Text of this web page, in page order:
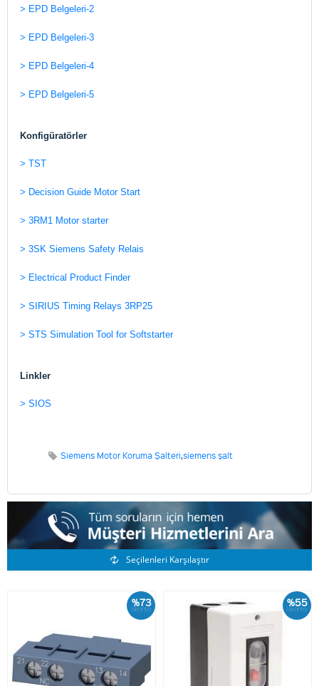
> EPD Belgeleri-2
> EPD Belgeleri-3
> EPD Belgeleri-4
> EPD Belgeleri-5
Konfigüratörler
> TST
> Decision Guide Motor Start
> 3RM1 Motor starter
> 3SK Siemens Safety Relais
> Electrical Product Finder
> SIRIUS Timing Relays 3RP25
> STS Simulation Tool for Softstarter
Linkler
> SIOS
Siemens Motor Koruma Şalteri,siemens şalt
Benzer Ürünler
Seçilenleri Karşılaştır
%73
İskonto %55
İskonto